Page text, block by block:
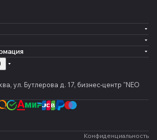
ул. Бутлерова д. 17, бизнес-центр "NEO
Конфиденциальность